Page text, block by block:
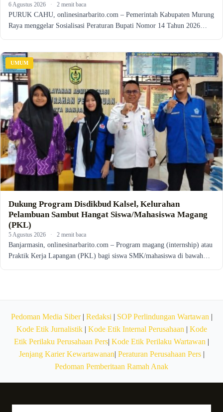
6 Agustus 2026 · 2 menit baca
PURUK CAHU, onlinesinarbarito.com – Pemerintah Kabupaten Murung
Raya menggelar Sosialisasi Peraturan Bupati Nomor 14 Tahun 2026…
UMUM
Dukung Program Disdikbud Kalsel, Kelurahan
Pelambuan Sambut Hangat Siswa/Mahasiswa Magang
(PKL)
5 Agustus 2026 · 2 menit baca
Banjarmasin, onlinesinarbarito.com – Program magang (internship) atau
Praktik Kerja Lapangan (PKL) bagi siswa SMK/mahasiswa di bawah…
Pedoman Media Siber| Redaksi | SOP Perlindungan Wartawan |
Kode Etik Jurnalistik| Kode Etik Internal Perusahaan | Kode
Etik Perilaku Perusahaan Pers| Kode Etik Perilaku Wartawan |
Jenjang Karier Kewartawanan| Peraturan Perusahaan Pers|
Pedoman Pemberitaan Ramah Anak